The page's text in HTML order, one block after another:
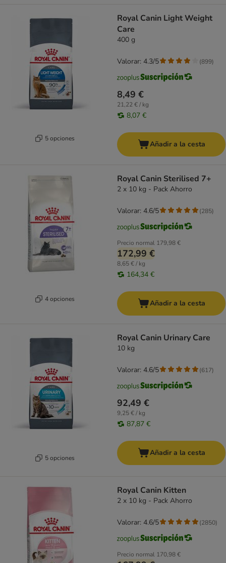
5 opciones
Royal Canin Light Weight
Care
400 g
8,49 €
21,22 € / kg
8,07 €
Valorar: 4.3/5 (899)
Añadir a la cesta
4 opciones
Royal Canin Sterilised 7+
2 x 10 kg - Pack Ahorro
Precio normal 179,98 €
172,99 €
8,65 € / kg
164,34 €
Valorar: 4.6/5 (285)
Añadir a la cesta
5 opciones
Royal Canin Urinary Care
10 kg
92,49 €
9,25 € / kg
87,87 €
Valorar: 4.6/5 (617)
Añadir a la cesta
Royal Canin Kitten
2 x 10 kg - Pack Ahorro
Precio normal 170,98 €
Valorar: 4.6/5 (2850)